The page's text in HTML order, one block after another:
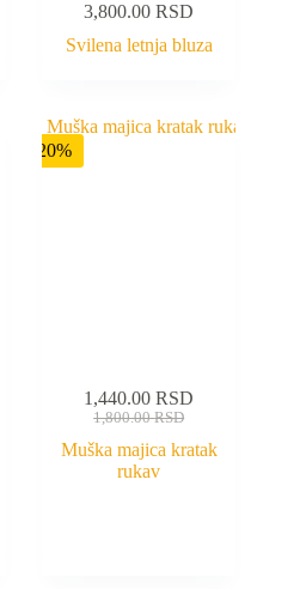
3,800.00RSD
Svilena letnja bluza
-20%
1,800.00RSD
1,440.00RSD
Muška majica kratak
rukav